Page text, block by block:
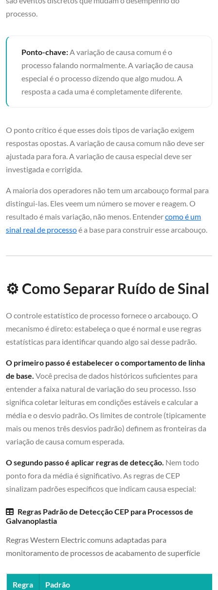
processo.
Ponto-chave:A variação de causa comum é o
processo falando normalmente. A variação de causa
especial é o processo dizendo que algo mudou. A
resposta a cada uma é completamente diferente.
O ponto crítico é que esses dois tipos de variação exigem
respostas opostas. A variação de causa comum não deve ser
ajustada para fora. A variação de causa especial deve ser
investigada e corrigida.
A maioria dos operadores não tem um arcabouço formal para
distingui-las. Eles veem um número se mover e reagem. O
resultado é mais variação, não menos. Entendercomo é um
sinal real de processoé a base para construir esse arcabouço.
⚙️ Como Separar Ruído de Sinal
O controle estatístico de processo fornece o arcabouço. O
mecanismo é direto: estabeleça o que é normal e use regras
estatísticas para identificar quando algo sai desse padrão.
O primeiro passo é estabelecer o comportamento de linha
de base. Você precisa de dados históricos suficientes para
entender a faixa natural de variação do seu processo. Isso
significa coletar leituras em condições estáveis e calcular a
média e o desvio padrão. Os limites de controle (tipicamente
mais ou menos três desvios padrão) definem as fronteiras da
variação de causa comum esperada.
O segundo passo é aplicar regras de detecção. Nem todo
ponto fora da média é significativo. As regras de CEP
sinalizam padrões específicos que indicam causa especial:
Regras Padrão de Detecção CEP para Processos de
Galvanoplastia
Regras Western Electric comuns adaptadas para
monitoramento de processos de acabamento de superfície
Regra Padrão